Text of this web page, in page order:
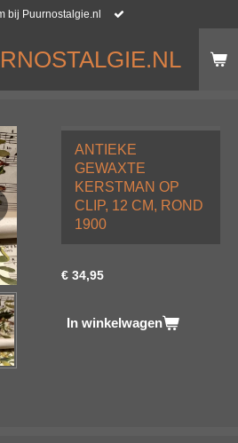
bij Puurnostalgie.nl
ANTIEKE
GEWAXTE
KERSTMAN OP
CLIP, 12 CM, ROND
1900
€ 34,95
In winkelwagen